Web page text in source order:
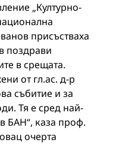
„Културно-
присъстваха
поздрави
в срещата.
от гл.ас. д-р
събитие и за
Тя е сред най-
БАН“, каза проф.
очерта